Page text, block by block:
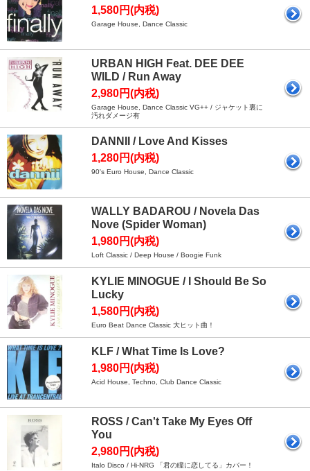
1,580円(内税)
Garage House, Dance Classic
URBAN HIGH Feat. DEE DEE
WILD / Run Away
2,980円(内税)
Garage House, Dance Classic VG++ / ジャケット裏に
汚れダメージ有
DANNII / Love And Kisses
1,280円(内税)
90's Euro House, Dance Classic
WALLY BADAROU / Novela Das
Nove (Spider Woman)
1,980円(内税)
Loft Classic / Deep House / Boogie Funk
KYLIE MINOGUE / I Should Be So
Lucky
1,580円(内税)
Euro Beat Dance Classic 大ヒット曲！
KLF / What Time Is Love?
1,980円(内税)
Acid House, Techno, Club Dance Classic
ROSS / Can't Take My Eyes Off
You
2,980円(内税)
Italo Disco / Hi-NRG 「君の瞳に恋してる」カバー！